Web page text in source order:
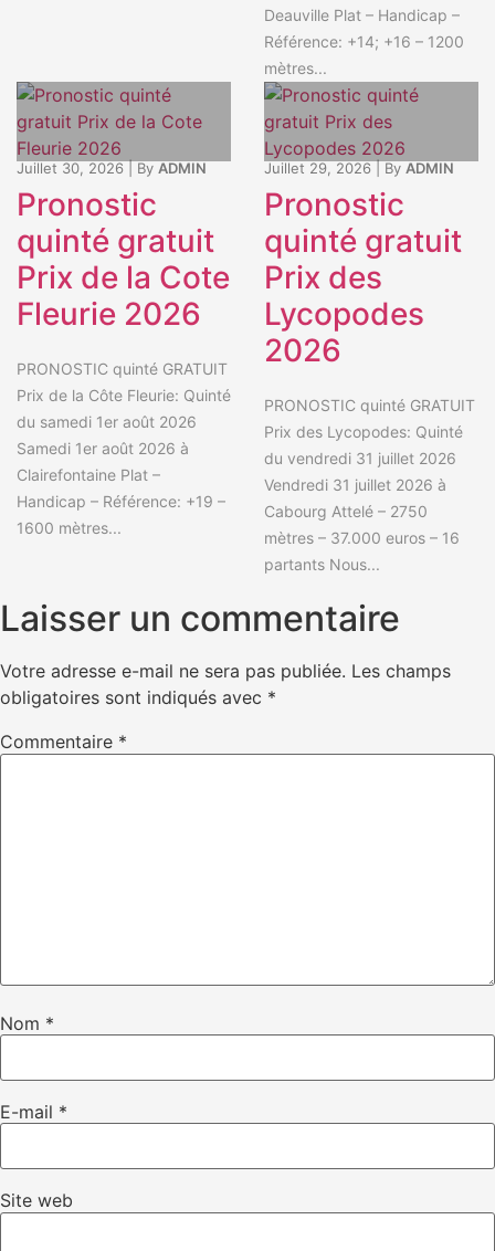
Deauville Plat – Handicap –
Référence: +14; +16 – 1200
mètres...
Juillet 30, 2026 By ADMIN
Pronostic
quinté gratuit
Prix de la Cote
Fleurie 2026
PRONOSTIC quinté GRATUIT
Prix de la Côte Fleurie: Quinté
du samedi 1er août 2026
Samedi 1er août 2026 à
Clairefontaine Plat –
Handicap – Référence: +19 –
1600 mètres...
Juillet 29, 2026 By ADMIN
Pronostic
quinté gratuit
Prix des
Lycopodes
2026
PRONOSTIC quinté GRATUIT
Prix des Lycopodes: Quinté
du vendredi 31 juillet 2026
Vendredi 31 juillet 2026 à
Cabourg Attelé – 2750
mètres – 37.000 euros – 16
partants Nous...
Laisser un commentaire
Votre adresse e-mail ne sera pas publiée. Les champs
obligatoires sont indiqués avec *
Commentaire *
Nom *
E-mail *
Site web